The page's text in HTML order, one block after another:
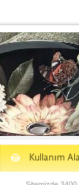
Kullanım
S